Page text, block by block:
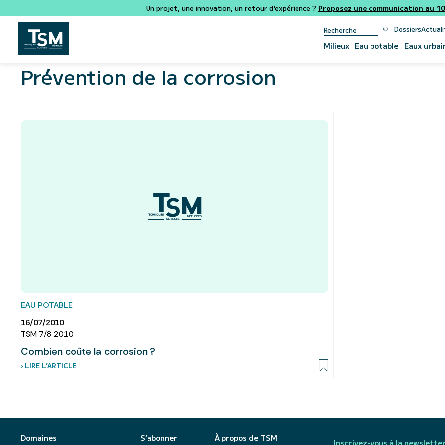
Un projet, une innovation, un retour d'expérience ? Proposez une communication au
Dossiers
Milieux Eau potable Eaux
Prévention de la corrosion
EAU POTABLE
16/07/2010
TSM 7/8 2010
Combien coûte la corrosion ?
› LIRE L’ARTICLE
Domaines S’abonner À propos de TSM Inscrivez-vous à la